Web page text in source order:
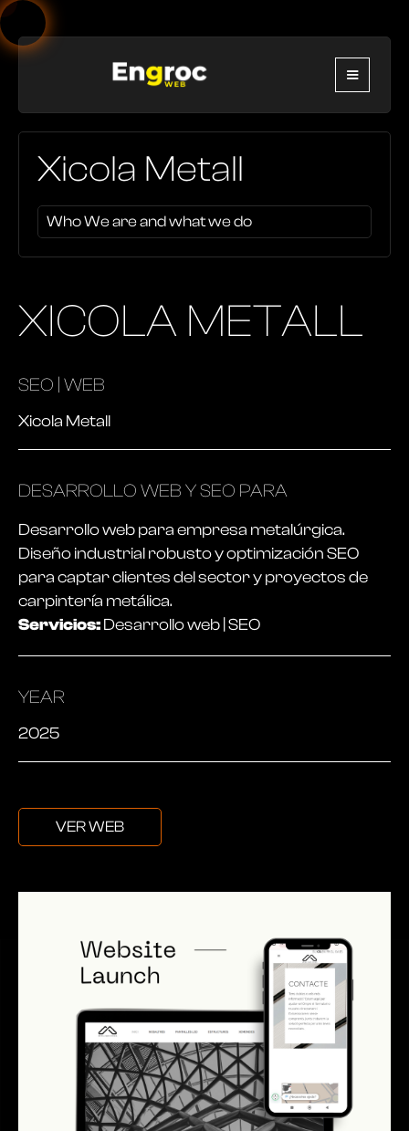
Xicola Metall
Who We are and what we do
XICOLA METALL
SEO | WEB
Xicola Metall
DESARROLLO WEB Y SEO PARA
Desarrollo web para empresa metalúrgica.
Diseño industrial robusto y optimización SEO
para captar clientes del sector y proyectos de
carpintería metálica.
Servicios:Desarrollo web | SEO
YEAR
2025
VER WEB